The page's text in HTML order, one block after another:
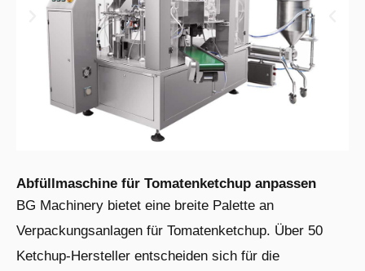
Abfüllmaschine für Tomatenketchup anpassen
BG Machinery bietet eine breite Palette an
Verpackungsanlagen für Tomatenketchup. Über 50
Ketchup-Hersteller entscheiden sich für die